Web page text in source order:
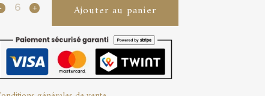
Don
Ajouter au panier